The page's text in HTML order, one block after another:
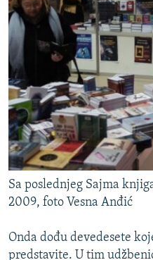
Sa poslednjeg Sajma
2009, foto Vesna Anđić
Onda dođu devedesete
predstavite. U tim